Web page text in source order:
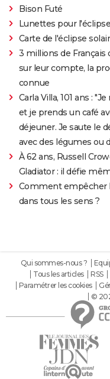
Bison Futé
Lunettes pour l'éclipse
Carte de l'éclipse
3 millions de
sur leur compte, la
connue
Carla Villa, 101 ans :
et je prends un café
déjeuner. Je saute le
avec des légumes ou
À 62 ans, Russell
Gladiator : il défie
Comment empêcher
dans tous les sens ?
Qui sommes-nous ?
Tous les articles
RSS
Paramétrer les cookies
©